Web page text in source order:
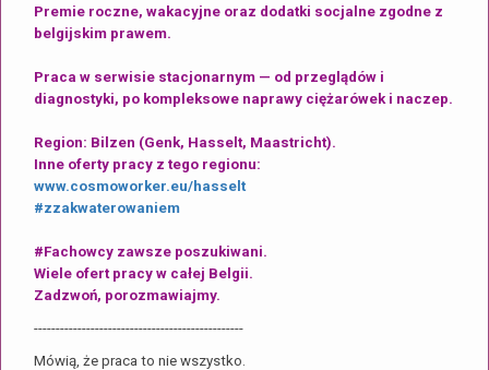
Premie roczne, wakacyjne oraz dodatki socjalne zgodne z
belgijskim prawem.
Praca w serwisie stacjonarnym — od przeglądów i
diagnostyki, po kompleksowe naprawy ciężarówek i naczep.
Region: Bilzen (Genk, Hasselt, Maastricht).
Inne oferty pracy z tego regionu:
www.cosmoworker.eu/hasselt
#zzakwaterowaniem
#Fachowcy zawsze poszukiwani.
Wiele ofert pracy w całej Belgii.
Zadzwoń, porozmawiajmy.
------------------------------------------------
Mówią, że praca to nie wszystko.